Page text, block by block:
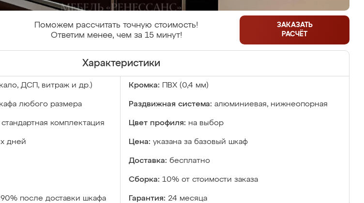
Поможем рассчитать точную стоимость!
Ответим менее, чем за 15 минут!
ЗАКАЗАТЬ
РАСЧЁТ
Характеристики
ДСП, витраж и др.) Кромка: ПВХ (0,4 мм)
любого размера Раздвижная система: алюминиевая, нижнеопорная
стандартная комплектация Цвет профиля: на выбор
дней Цена: указана за базовый шкаф
Доставка: бесплатно
Сборка: 10% от стоимости заказа
после доставки шкафа Гарантия: 24 месяца